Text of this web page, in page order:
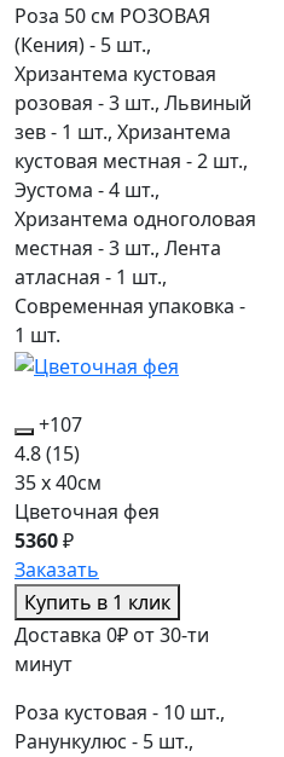
Роза 50 см РОЗОВАЯ
(Кения) - 5 шт.,
Хризантема кустовая
розовая - 3 шт., Львиный
зев - 1 шт., Хризантема
кустовая местная - 2 шт.,
Эустома - 4 шт.,
Хризантема одноголовая
местная - 3 шт., Лента
атласная - 1 шт.,
Современная упаковка -
1 шт.
+107
4.8(15)
35 x 40см
Цветочная фея
5360₽
Заказать
Купить в 1 клик
Доставка 0₽ от 30-ти
минут
Роза кустовая - 10 шт.,
Ранункулюс - 5 шт.,